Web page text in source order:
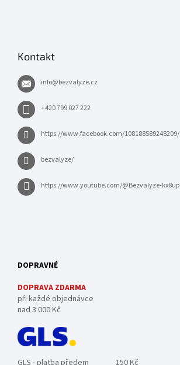
Kontakt
info@bezvalyze.cz
+420 799 027 222
https://www.facebook.com/108188589248209/
bezvalyze/
https://www.youtube.com/@Bezvalyze-kx8up
DOPRAVNÉ
DOPRAVA ZDARMA
při každé objednávce
nad 3 000 Kč